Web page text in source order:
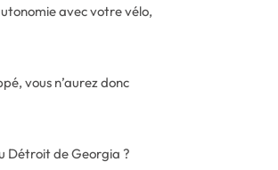
avec votre vélo,
vous n’aurez donc
Détroit de Georgia ?